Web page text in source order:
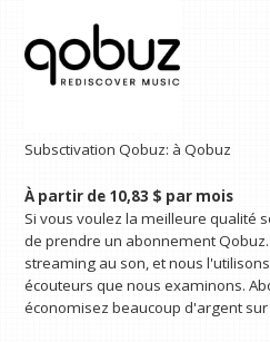
Subsctivation Qobuz: à Qobuz
À partir de 10,83 $ par mois
Si vous voulez la meilleure qualité
de prendre un abonnement
streaming au son, et nous
écouteurs que nous examinons.
économisez beaucoup d'argent sur